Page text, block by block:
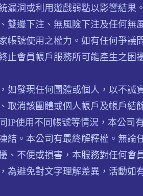
漏洞或利用遊戲弱點以影響結果。
雙邊下注、無風險下注及任何無
帳號使用之權力。如有任何爭議
止會員帳戶服務所可能產生之困
如發現任何團體或個人，以不誠
取消該團體或個人帳戶及帳戶結
IP使用不同帳號等情況，本公司
結。本公司有最終解釋權。無論
、不便或損害，本服務對任何會
為避免對文字理解差異，活動如